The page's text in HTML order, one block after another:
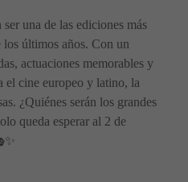
ser una de las ediciones más
los últimos años. Con un
actuaciones memorables y
el cine europeo y latino, la
¿Quiénes serán los grandes
queda esperar al 2 de